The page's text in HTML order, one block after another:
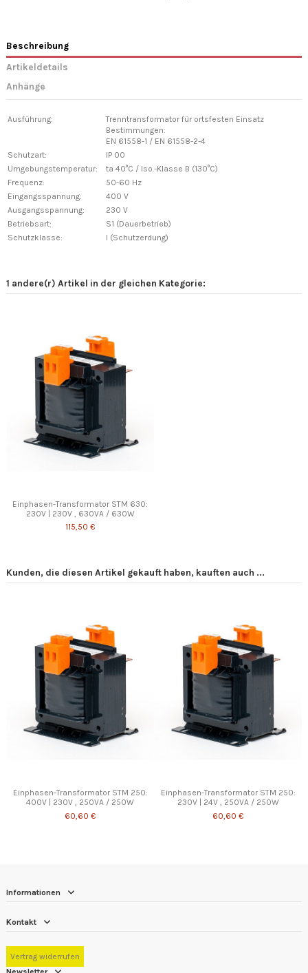
Beschreibung
Artikeldetails
Anhänge
Ausführung:
Trenntransformator für ortsfesten Einsatz
Bestimmungen:
EN 61558-1 / EN 61558-2-4
Schutzart:
IP 00
Umgebungstemperatur:
ta 40°C / Iso.-Klasse B (130°C)
Frequenz:
50-60 Hz
Eingangsspannung:
400 V
Ausgangsspannung:
230 V
Betriebsart:
S1 (Dauerbetrieb)
Schutzklasse:
I (Schutzerdung)
1 andere(r) Artikel in der gleichen Kategorie:
Einphasen-Transformator STM 630:
230V | 230V , 630VA / 630W
115,50 €
Kunden, die diesen Artikel gekauft haben, kauften auch ...
Einphasen-Transformator STM 250:
400V | 230V , 250VA / 250W
60,60 €
Einphasen-Transformator STM 250:
230V | 24V , 250VA / 250W
60,60 €
Informationen
Kontakt
Vertrag widerrufen